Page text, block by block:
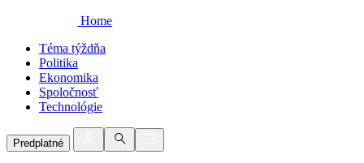
Home
Téma týždňa
Politika
Ekonomika
Spoločnosť
Technológie
Predplatné